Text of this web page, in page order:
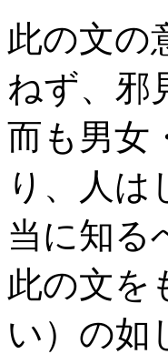
此の文の
ねず、邪
而も男女
り、人は
当に知る
此の文を
い）の如